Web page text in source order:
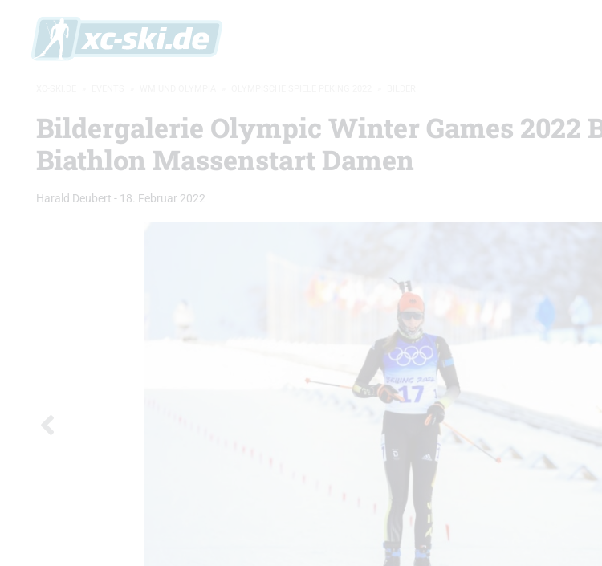
Bildergalerie Olympic Winter Games 2022
Biathlon Massenstart Damen
Harald Deubert - 18. Februar 2022